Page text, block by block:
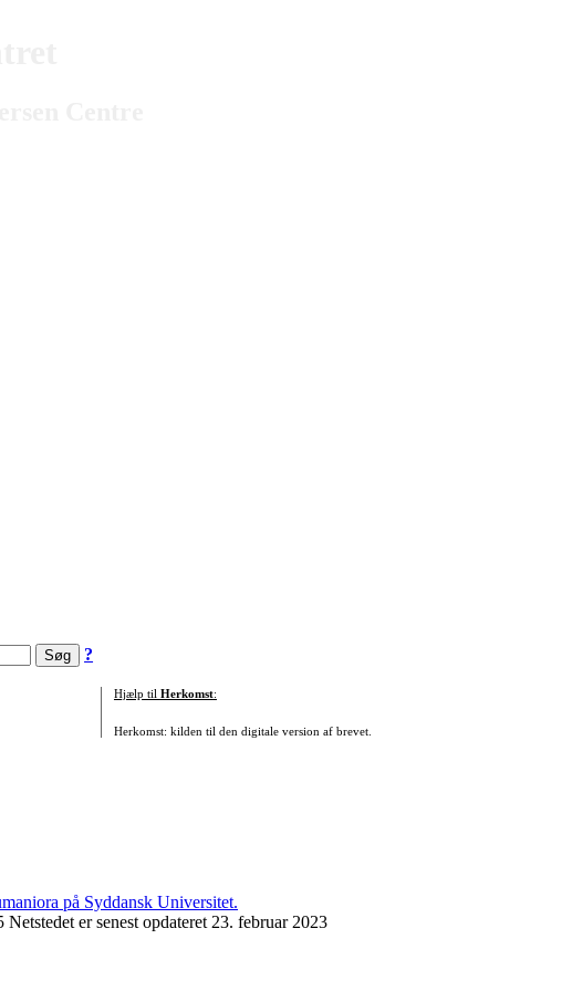
?
Hjælp til Herkomst:
Herkomst: kilden til den digitale version af brevet.
er senest opdateret 23. februar 2023